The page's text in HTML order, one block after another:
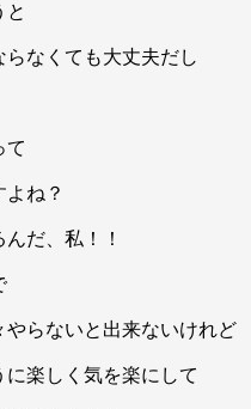
と
らなくても大丈夫だし
て
ね？
だ、私！！
やらないと出来ないけれど
に楽しく気を楽にして